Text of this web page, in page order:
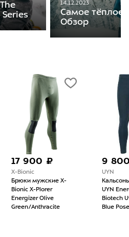
Series
14.12.2023
Самое тёплое
Обзор
17 900 ₽
X-Bionic
Брюки мужские X-
Bionic X-Plorer
Energizer Olive
Green/Anthracite
9
UYN
UYN
Biotech
Blue